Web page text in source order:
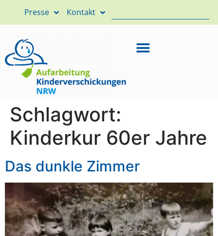
Presse Kontakt
Schlagwort:
Kinderkur 60er Jahre
Das dunkle Zimmer